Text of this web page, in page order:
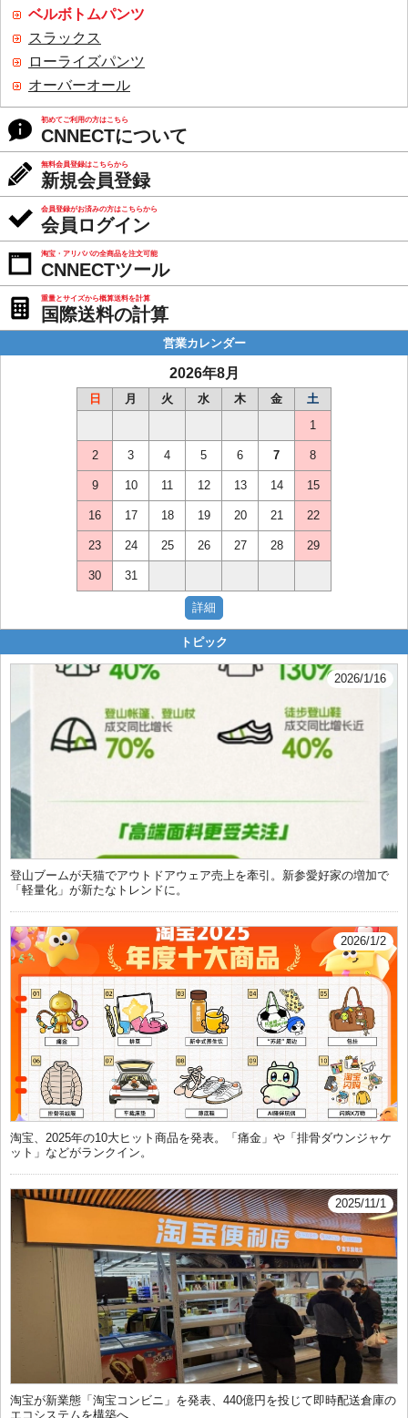
ベルボトムパンツ
スラックス
ローライズパンツ
オーバーオール
初めてご利用の方はこちら
CNNECTについて
無料会員登録はこちらから
新規会員登録
会員登録がお済みの方はこちらから
会員ログイン
淘宝・アリババの全商品を注文可能
CNNECTツール
重量とサイズから概算送料を計算
国際送料の計算
営業カレンダー
2026年8月
日 月 火 水 木 金
土
1
2 3 4 5 6 7 8
9 10 11 12 13 14 15
16 17 18 19 20 21 22
23 24 25 26 27 28 29
30 31
トピック
2026/1/16
登山ブームが天猫でアウトドアウェア売上を牽引。新参愛好家の増加で
「軽量化」が新たなトレンドに。
2026/1/2
淘宝、2025年の10大ヒット商品を発表。「痛金」や「排骨ダウンジャケ
ット」などがランクイン。
2025/11/1
淘宝が新業態「淘宝コンビニ」を発表、440億円を投じて即時配送倉庫の
エコシステムを構築へ